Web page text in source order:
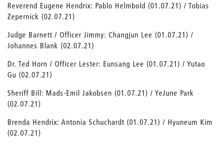
Reverend Eugene Hendrix: Pablo Helmbold (01.07.21) / Tobias
Zepernick (02.07.21)
Judge Barnett / Officer Jimmy: Changjun Lee (01.07.21) /
Johannes Blank (02.07.21)
Dr. Ted Horn / Officer Lester: Eunsang Lee (01.07.21) / Yutao
Gu (02.07.21)
Sheriff Bill: Mads-Emil Jakobsen (01.07.21) / YeJune Park
(02.07.21)
Brenda Hendrix: Antonia Schuchardt (01.07.21) / Hyuneum Kim
(02.07.21)